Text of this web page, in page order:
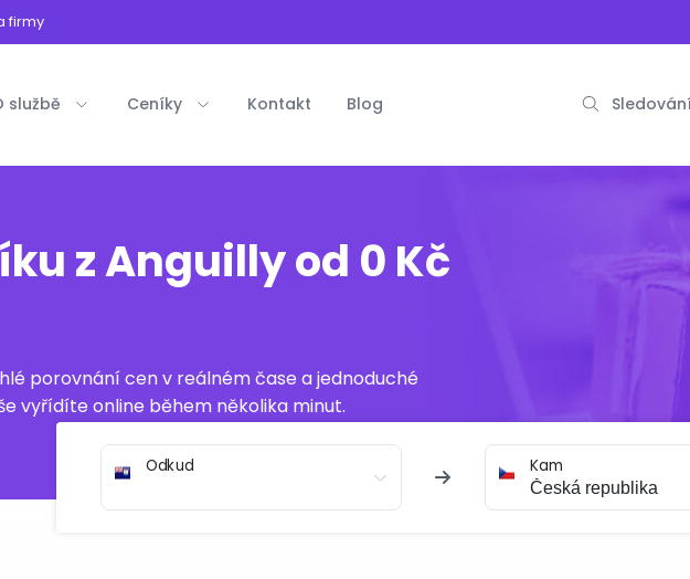
firmy
službě Ceníky Kontakt Blog
z Anguilly od 0 Kč
porovnání cen v reálném čase a jednoduché
vyřídíte online během několika minut.
Odkud Kam